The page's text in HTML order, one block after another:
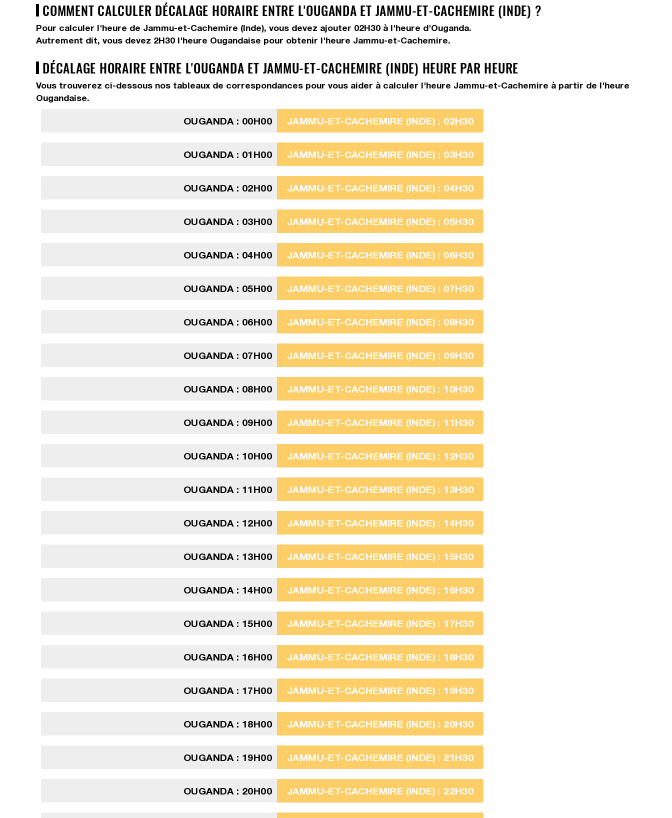
COMMENT CALCULER DÉCALAGE HORAIRE ENTRE L'OUGANDA ET JAMMU-ET-CACHEMIRE (INDE) ?
Pour calculer l'heure de Jammu-et-Cachemire (Inde), vous devez ajouter 02H30 à l'heure d'Ouganda.
Autrement dit, vous devez 2H30 l'heure Ougandaise pour obtenir l'heure Jammu-et-Cachemire.
DÉCALAGE HORAIRE ENTRE L'OUGANDA ET JAMMU-ET-CACHEMIRE (INDE) HEURE PAR HEURE
Vous trouverez ci-dessous nos tableaux de correspondances pour vous aider à calculer l'heure Jammu-et-Cachemire à partir de l'heure
Ougandaise.
OUGANDA : 00H00 JAMMU-ET-CACHEMIRE (INDE) : 02H30
OUGANDA : 01H00 JAMMU-ET-CACHEMIRE (INDE) : 03H30
OUGANDA : 02H00 JAMMU-ET-CACHEMIRE (INDE) : 04H30
OUGANDA : 03H00 JAMMU-ET-CACHEMIRE (INDE) : 05H30
OUGANDA : 04H00 JAMMU-ET-CACHEMIRE (INDE) : 06H30
OUGANDA : 05H00 JAMMU-ET-CACHEMIRE (INDE) : 07H30
OUGANDA : 06H00 JAMMU-ET-CACHEMIRE (INDE) : 08H30
OUGANDA : 07H00 JAMMU-ET-CACHEMIRE (INDE) : 09H30
OUGANDA : 08H00 JAMMU-ET-CACHEMIRE (INDE) : 10H30
OUGANDA : 09H00 JAMMU-ET-CACHEMIRE (INDE) : 11H30
OUGANDA : 10H00 JAMMU-ET-CACHEMIRE (INDE) : 12H30
OUGANDA : 11H00 JAMMU-ET-CACHEMIRE (INDE) : 13H30
OUGANDA : 12H00 JAMMU-ET-CACHEMIRE (INDE) : 14H30
OUGANDA : 13H00 JAMMU-ET-CACHEMIRE (INDE) : 15H30
OUGANDA : 14H00 JAMMU-ET-CACHEMIRE (INDE) : 16H30
OUGANDA : 15H00 JAMMU-ET-CACHEMIRE (INDE) : 17H30
OUGANDA : 16H00 JAMMU-ET-CACHEMIRE (INDE) : 18H30
OUGANDA : 17H00 JAMMU-ET-CACHEMIRE (INDE) : 19H30
OUGANDA : 18H00 JAMMU-ET-CACHEMIRE (INDE) : 20H30
OUGANDA : 19H00 JAMMU-ET-CACHEMIRE (INDE) : 21H30
OUGANDA : 20H00 JAMMU-ET-CACHEMIRE (INDE) : 22H30